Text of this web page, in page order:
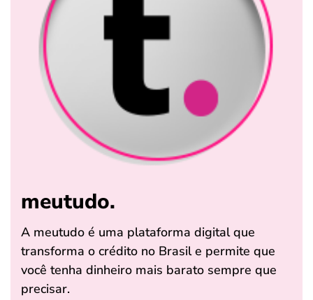
meutudo.
A meutudo é uma plataforma digital que
transforma o crédito no Brasil e permite que
você tenha dinheiro mais barato sempre que
precisar.